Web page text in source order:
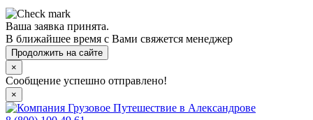
Ваша заявка принята.
В ближайшее время с Вами свяжется менеджер
Продолжить на сайте
×
Сообщение успешно отправлено!
×